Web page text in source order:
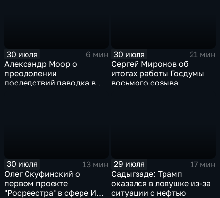
30 июля
6 мин
Александр Моор о
преодолении
последствий паводка в
30 июля
21 мин
Сергей Миронов об
итогах работы Госдумы
восьмого созыва
30 июля
13 мин
Олег Скуфинский о
первом проекте
"Росреестра" в сфере ИИ
29 июля
17 мин
Садыгзаде: Трамп
оказался в ловушке из-за
ситуации с нефтью